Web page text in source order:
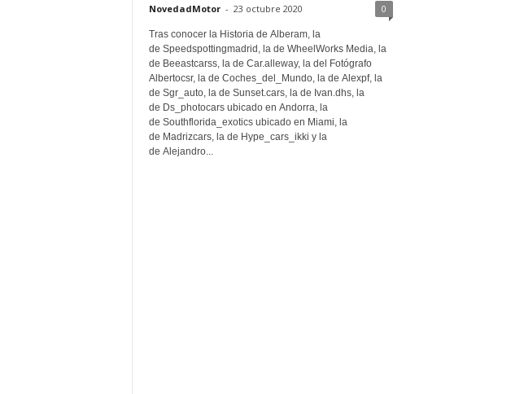
NovedadMotor - 23 octubre 2020 0
Tras conocer la Historia de Alberam, la
de Speedspottingmadrid, la de WheelWorks Media, la
de Beeastcarss, la de Car.alleway, la del Fotógrafo
Albertocsr, la de Coches_del_Mundo, la de Alexpf, la
de Sgr_auto, la de Sunset.cars, la de Ivan.dhs, la
de Ds_photocars ubicado en Andorra, la
de Southflorida_exotics ubicado en Miami, la
de Madrizcars, la de Hype_cars_ikki y la
de Alejandro...